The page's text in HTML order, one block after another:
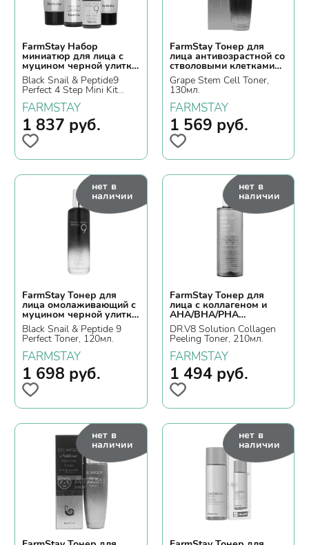
FarmStay Набор
миниатюр для лица с
муцином черной улитки
и 9 пептидами
Black Snail & Peptide9
Perfect 4 Step Mini Kit
Edition
FARMSTAY
1 837 руб.
FarmStay Тонер для
лица антивозрастной со
стволовыми клетками
винограда
Grape Stem Cell Toner,
130мл.
FARMSTAY
1 569 руб.
нет в
наличии
FarmStay Тонер для
лица омолаживающий с
муцином черной улитки
и пептидами
Black Snail & Peptide 9
Perfect Toner, 120мл.
FARMSTAY
1 698 руб.
нет в
наличии
FarmStay Тонер для
лица с коллагеном и
AHA/BHA/PHA
кислотами
DR.V8 Solution Collagen
Peeling Toner, 210мл.
FARMSTAY
1 494руб.
нет в
наличии
нет в
наличии